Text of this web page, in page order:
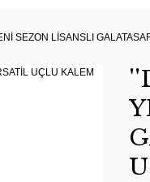
SEZON LİSANSLI